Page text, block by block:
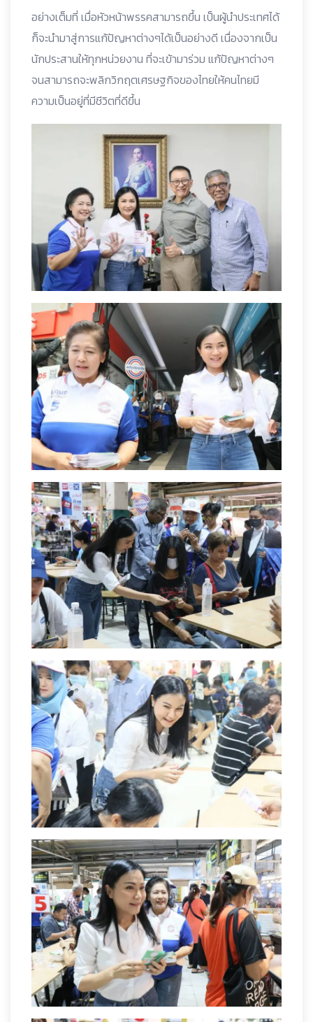
อย่างเต็มที่ เมื่อหัวหน้าพรรคสามารถขึ้น เป็นผู้นำประเทศได้
ก็จะนำมาสู่การแก้ปัญหาต่างๆได้เป็นอย่างดี เนื่องจากเป็น
นักประสานให้ทุกหน่วยงาน ที่จะเข้ามาร่วม แก้ปัญหาต่างๆ
จนสามารถจะพลิกวิกฤตเศรษฐกิจของไทยให้คนไทยมี
ความเป็นอยู่ที่มีชีวิตที่ดีขึ้น